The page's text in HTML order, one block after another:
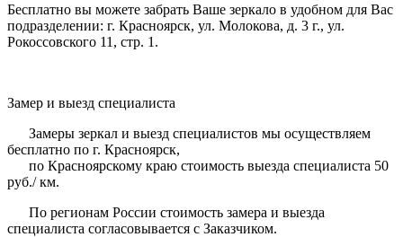
Бесплатно вы можете забрать Ваше зеркало в удобном для Вас
подразделении: г. Красноярск, ул. Молокова, д. 3 г., ул.
Рокоссовского 11, стр. 1.
Замер и выезд специалиста
Замеры зеркал и выезд специалистов мы осуществляем
бесплатно по г. Красноярск,
по Красноярскому краю стоимость выезда специалиста 50
руб./ км.
По регионам России стоимость замера и выезда
специалиста согласовывается с Заказчиком.